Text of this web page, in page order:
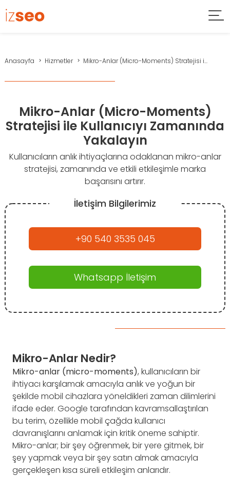
Anasayfa Hizmetler Mikro-Anlar (Micro-Moments) Stratejisi i...
Mikro-Anlar (Micro-Moments)
Stratejisi ile Kullanıcıyı Zamanında
Yakalayın
Kullanıcıların anlık ihtiyaçlarına odaklanan mikro-anlar
stratejisi, zamanında ve etkili etkileşimle marka
başarısını artırır.
İletişim Bilgilerimiz
+90 540 3535 045
Whatsapp İletişim
Mikro-Anlar Nedir?
Mikro-anlar (micro-moments), kullanıcıların bir
ihtiyacı karşılamak amacıyla anlık ve yoğun bir
şekilde mobil cihazlara yöneldikleri zaman dilimlerini
ifade eder. Google tarafından kavramsallaştırılan
bu terim, özellikle mobil çağda kullanıcı
davranışlarını anlamak için kritik öneme sahiptir.
Mikro-anlar; bir şey öğrenmek, bir yere gitmek, bir
şey yapmak veya bir şey satın almak amacıyla
gerçekleşen kısa süreli etkileşim anlarıdır.